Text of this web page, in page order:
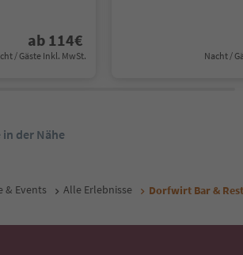
ab 114€
/ Gäste Inkl. MwSt. Nacht /
der Nähe
& Events Alle Erlebnisse Dorfwirt Bar &